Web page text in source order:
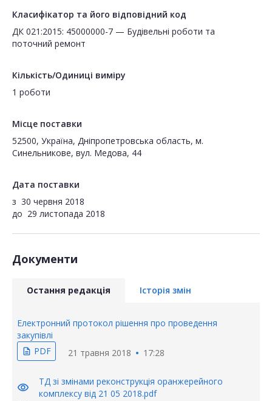
Класифікатор та його відповідний код
ДК 021:2015: 45000000-7 — Будівельні роботи та
поточний ремонт
Кількість/Одиниці виміру
1 роботи
Місце поставки
52500, Україна, Дніпропетровська область, м.
Синельникове, вул. Медова, 44
Дата поставки
з 30 червня 2018
до 29 листопада 2018
Документи
Остання редакція Історія змін
Електронний протокол рішення про проведення
закупівлі
description PDF 21 травня 2018 17:28
visibility
ТД зі змінами реконструкція оранжерейного
комплексу від 21 05 2018.pdf